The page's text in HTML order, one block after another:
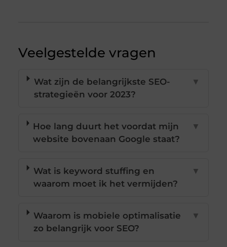
Veelgestelde vragen
Wat zijn de belangrijkste SEO-
strategieën voor 2023?
▼
Hoe lang duurt het voordat mijn
website bovenaan Google staat?
▼
Wat is keyword stuffing en
waarom moet ik het vermijden?
▼
Waarom is mobiele optimalisatie
zo belangrijk voor SEO?
▼